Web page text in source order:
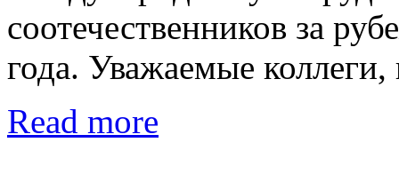
соотечественников за
года. Уважаемые
Read more